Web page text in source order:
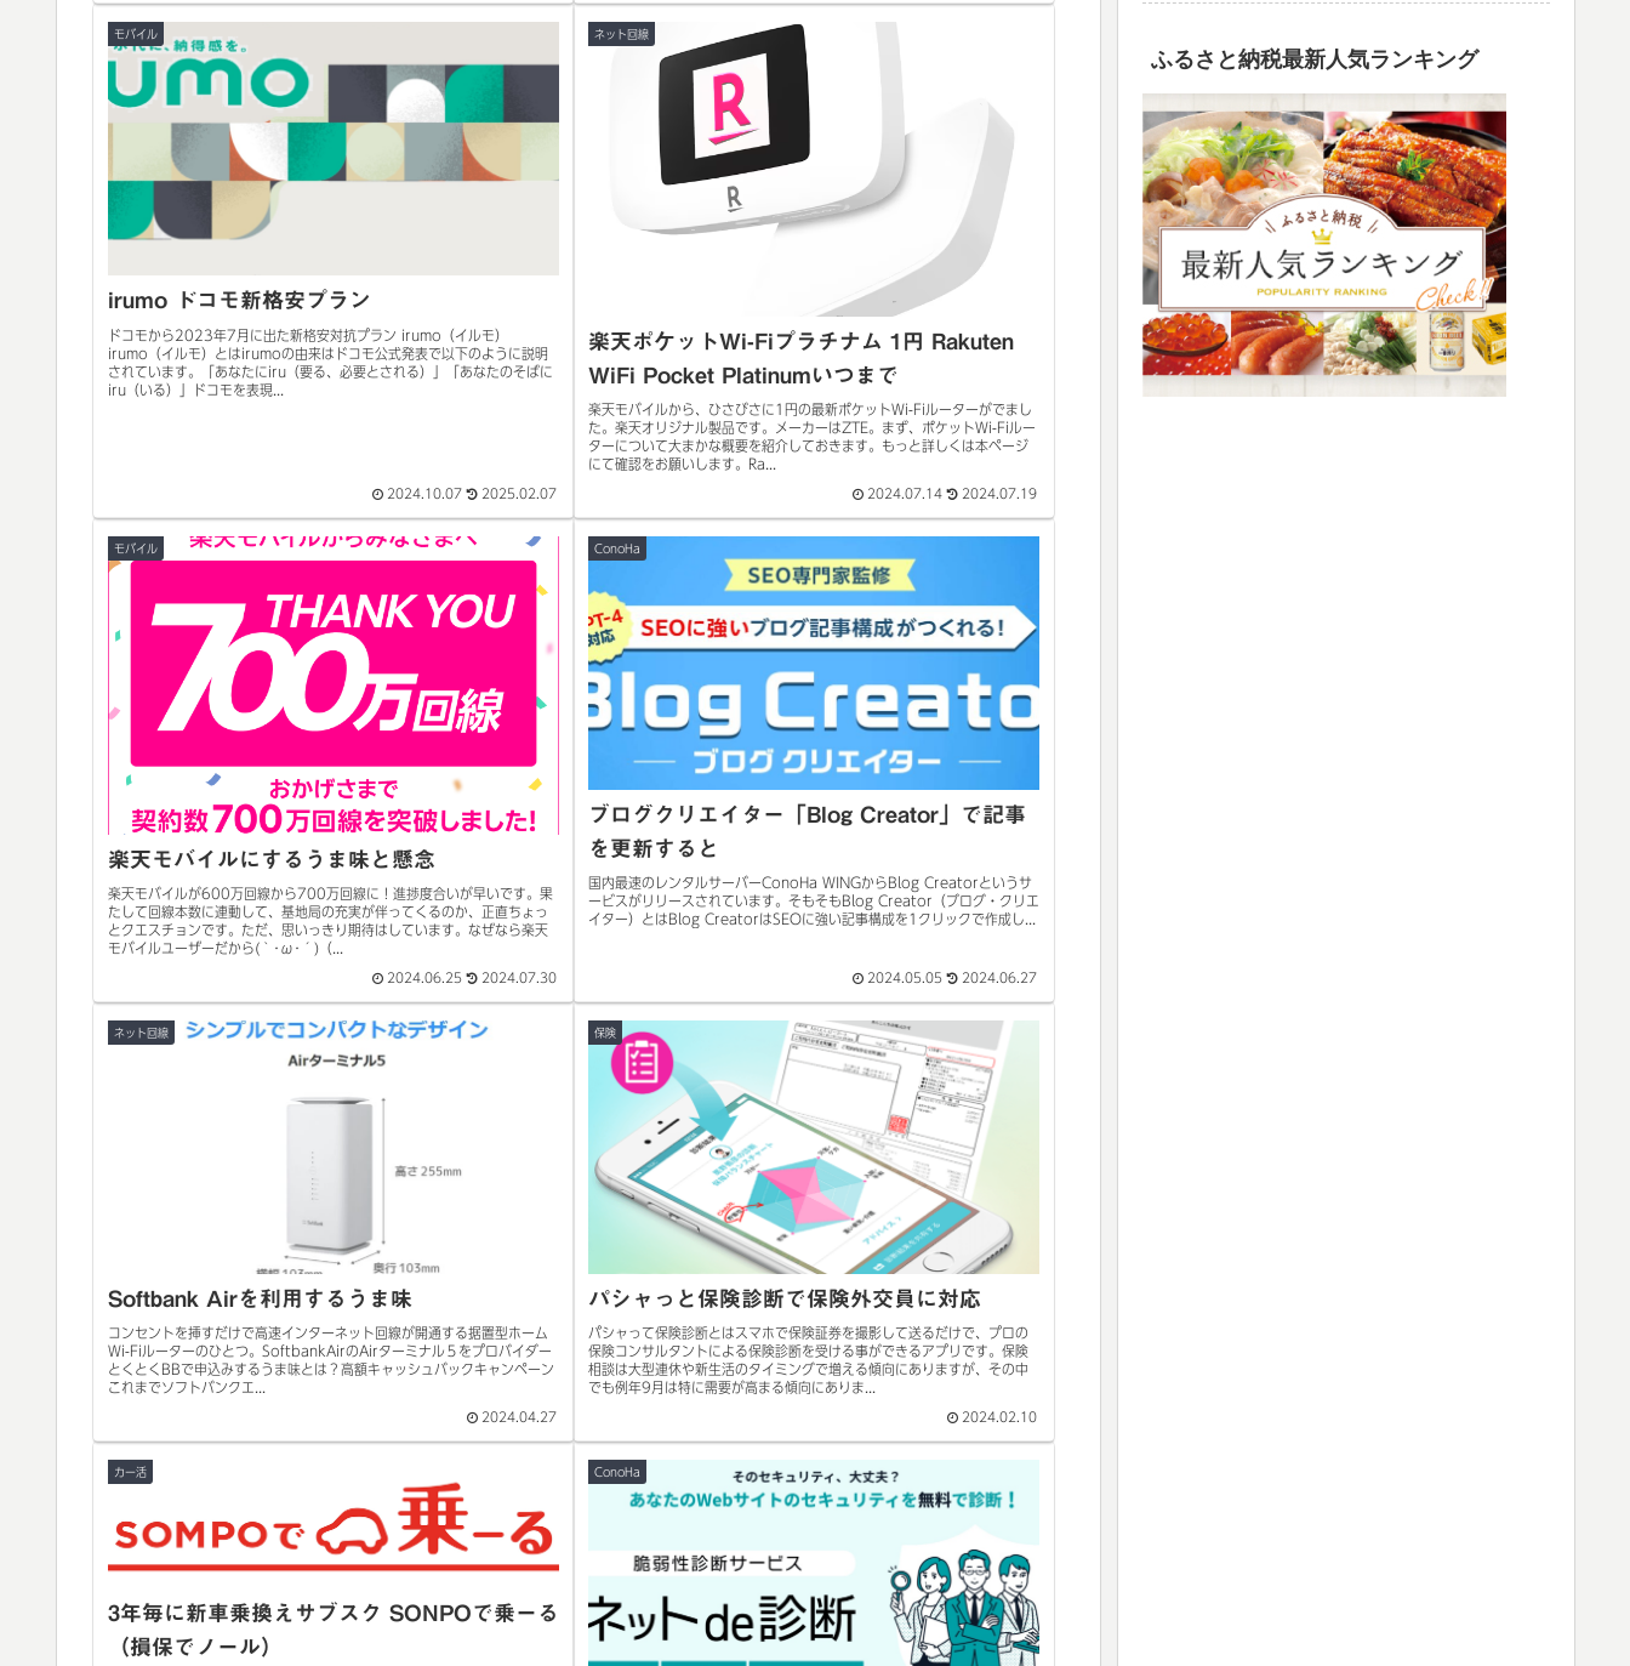
モバイル
irumo ドコモ新格安プラン
ドコモから2023年7月に出た新格安対抗プラン irumo（イルモ）
irumo（イルモ）とはirumoの由来はドコモ公式発表で以下のように説明
されています。「あなたにiru（要る、必要とされる）」「あなたのそばに
iru（いる）」ドコモを表現...
2024.10.07 2025.02.07
ネット回線
楽天ポケットWi-Fiプラチナム 1円 Rakuten
WiFi Pocket Platinumいつまで
楽天モバイルから、ひさびさに1円の最新ポケットWi-Fiルーターがでまし
た。楽天オリジナル製品です。メーカーはZTE。まず、ポケットWi-Fiルー
ターについて大まかな概要を紹介しておきます。もっと詳しくは本ページ
にて確認をお願いします。Ra...
2024.07.14 2024.07.19
モバイル
楽天モバイルにするうま味と懸念
楽天モバイルが600万回線から700万回線に！進捗度合いが早いです。果
たして回線本数に連動して、基地局の充実が伴ってくるのか、正直ちょっ
とクエスチョンです。ただ、思いっきり期待はしています。なぜなら楽天
モバイルユーザーだから(｀･ω･´)（...
2024.06.25 2024.07.30
ConoHa
ブログクリエイター「Blog Creator」で記事
を更新すると
国内最速のレンタルサーバーConoHa WINGからBlog Creatorというサ
ービスがリリースされています。そもそもBlog Creator（ブログ・クリエ
イター）とはBlog CreatorはSEOに強い記事構成を1クリックで作成し...
2024.05.05 2024.06.27
ネット回線
Softbank Airを利用するうま味
コンセントを挿すだけで高速インターネット回線が開通する据置型ホーム
Wi-Fiルーターのひとつ。SoftbankAirのAirターミナル５をプロバイダー
とくとくBBで申込みするうま味とは？高額キャッシュバックキャンペーン
これまでソフトバンクエ...
2024.04.27
保険
パシャっと保険診断で保険外交員に対応
パシャって保険診断とはスマホで保険証券を撮影して送るだけで、プロの
保険コンサルタントによる保険診断を受ける事ができるアプリです。保険
相談は大型連休や新生活のタイミングで増える傾向にありますが、その中
でも例年9月は特に需要が高まる傾向にありま...
2024.02.10
カー活
3年毎に新車乗換えサブスク SONPOで乗ーる
（損保でノール）
ConoHa
ふるさと納税最新人気ランキング